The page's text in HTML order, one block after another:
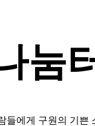
눔
들에게 구원의 기쁜